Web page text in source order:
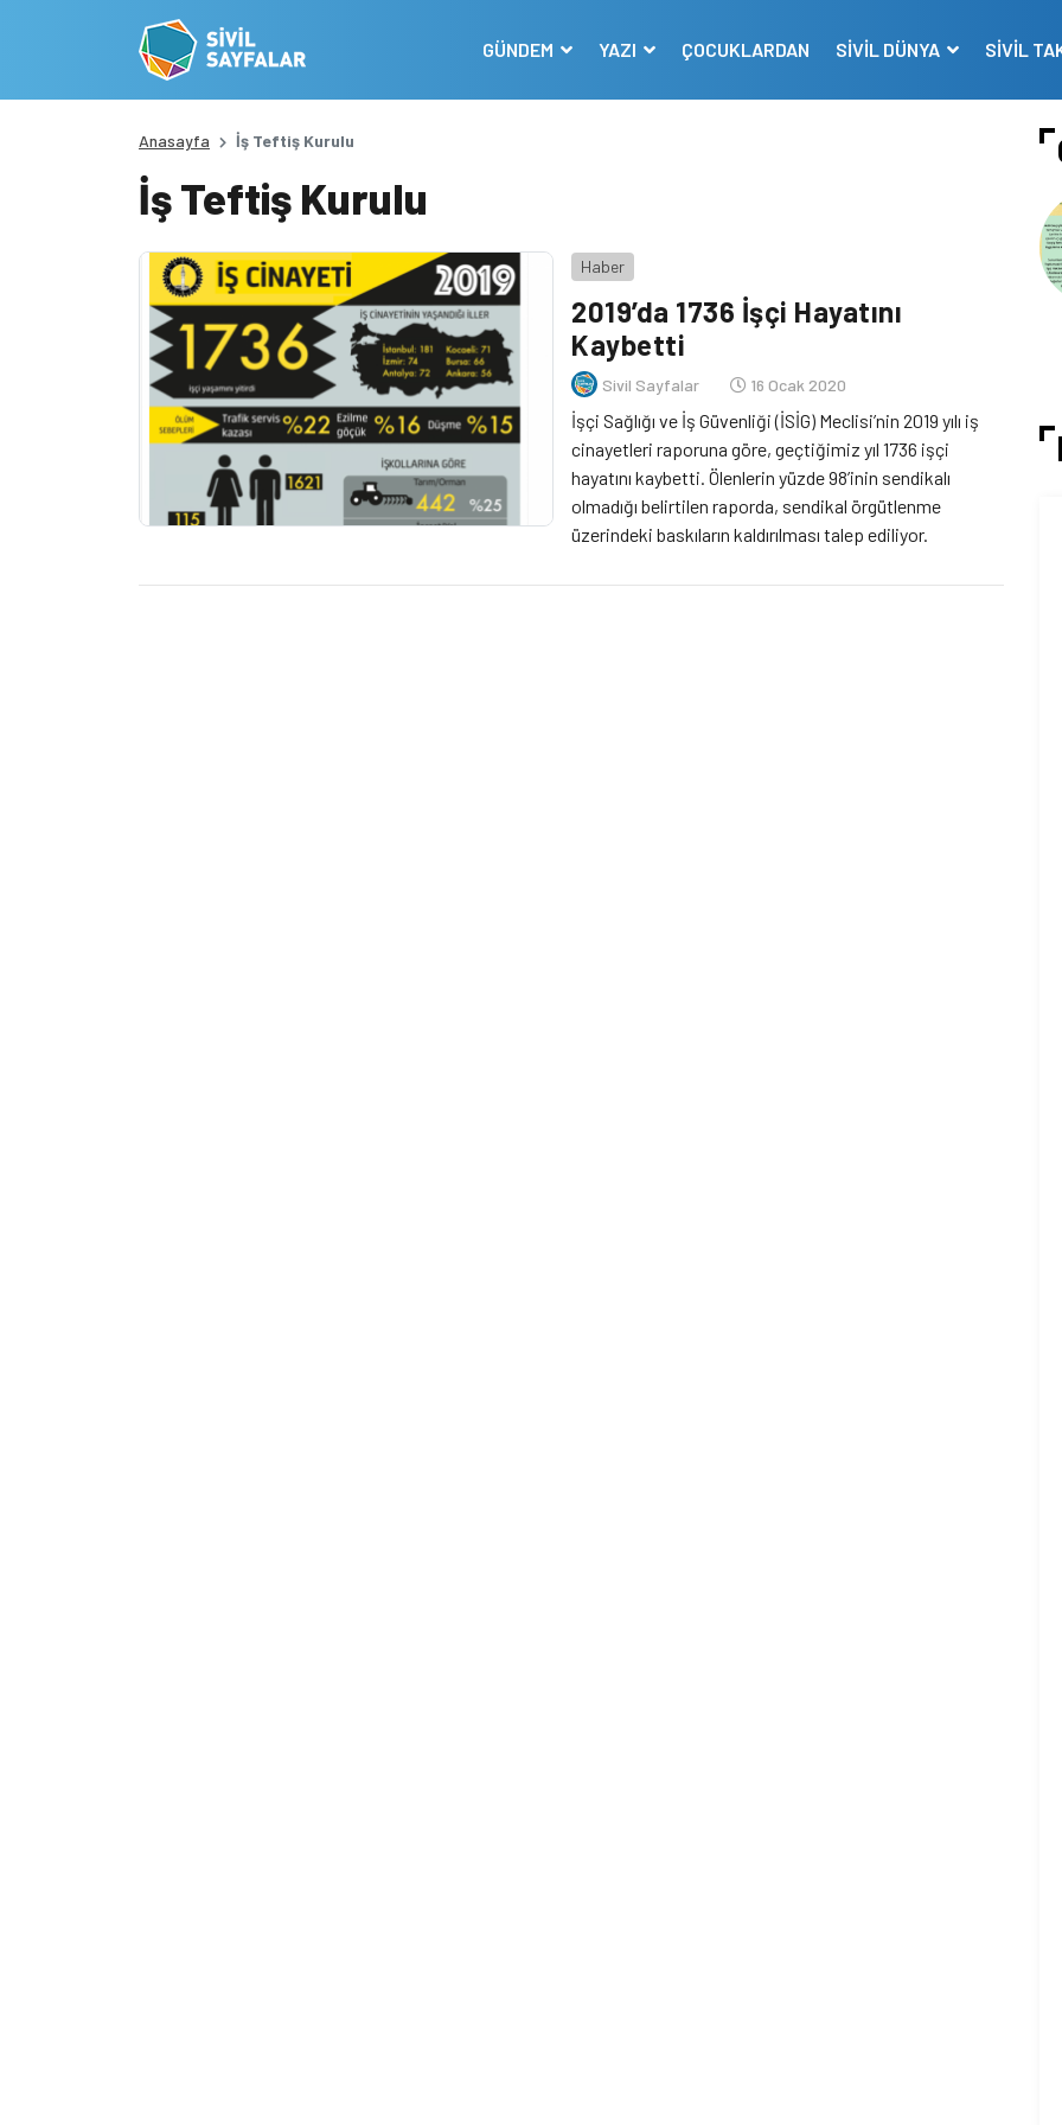
GÜNDEM YAZI ÇOCUKLARDAN SİVİL DÜNYA SİVİL
Anasayfa İş Teftiş Kurulu
İş Teftiş Kurulu
Haber
2019’da 1736 İşçi Hayatını
Kaybetti
Sivil Sayfalar 16 Ocak 2020
İşçi Sağlığı ve İş Güvenliği (İSİG) Meclisi’nin 2019 yılı iş
cinayetleri raporuna göre, geçtiğimiz yıl 1736 işçi
hayatını kaybetti. Ölenlerin yüzde 98’inin sendikalı
olmadığı belirtilen raporda, sendikal örgütlenme
üzerindeki baskıların kaldırılması talep ediliyor.